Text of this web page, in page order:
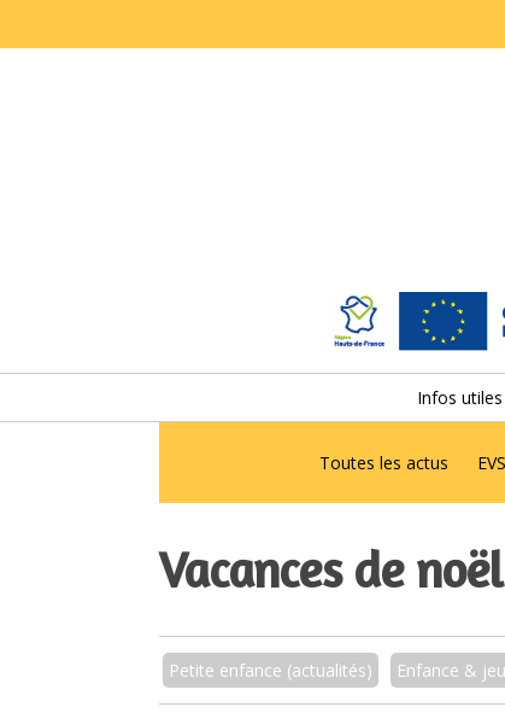
Infos utiles
Toutes les actus EVS
Vacances de
Petite enfance (actualités) Enfance &